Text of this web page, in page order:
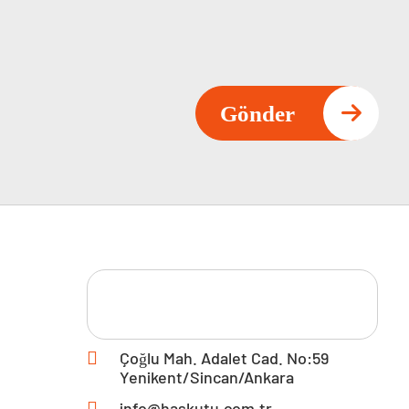
Gönder
Çoğlu Mah. Adalet Cad. No:59
Yenikent/Sincan/Ankara